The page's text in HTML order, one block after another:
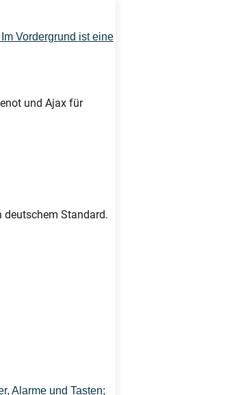
und Ajax für
Standard.